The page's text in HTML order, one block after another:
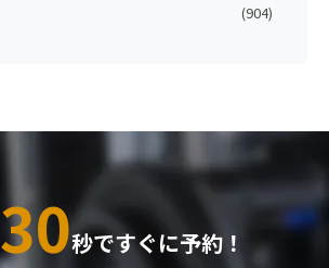
(904)
30秒ですぐに予約！